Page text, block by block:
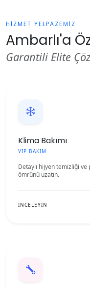
HİZMET YELPAZEMİZ
Ambarlı'a
Garantili Elite
Klima Bakımı
VIP BAKIM
Detaylı hijyen temizliği
ömrünü uzatın.
İNCELEYİN